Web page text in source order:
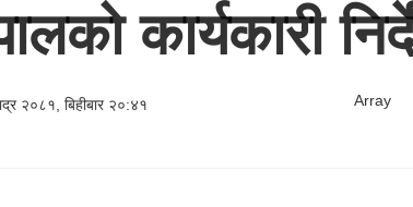
कार्यकारी
२०८१, बिहीबार २०:४१ Array